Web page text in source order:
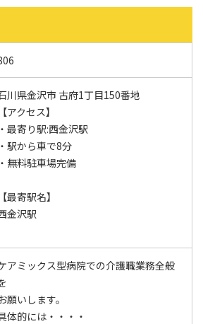
川県金沢市 古府1丁目150番地
【アクセス】
・最寄り駅:西金沢駅
・駅から車で8分
・無料駐車場完備
【最寄駅名】
金沢駅
アミックス型病院での介護職業務全般
願いします。
体的には・・・・